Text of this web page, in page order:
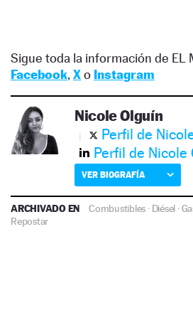
Sigue toda la información de EL
Facebook, Xo Instagram
Nicole Olguín
Perfil de
Perfil de Nicole
VER BIOGRAFÍA
ARCHIVADO EN Combustibles · Diésel ·
Repostar